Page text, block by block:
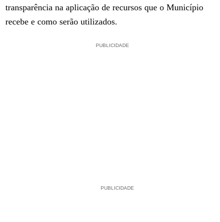
transparência na aplicação de recursos que o Município
recebe e como serão utilizados.
PUBLICIDADE
PUBLICIDADE